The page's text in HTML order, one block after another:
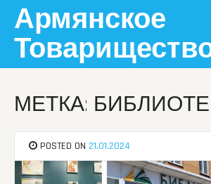
content
Армянское
МЕТКА:
POSTED ON 21.01.2024